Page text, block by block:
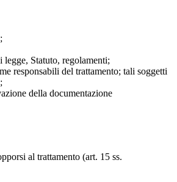
Statuto, regolamenti;
responsabili del trattamento; tali soggetti
della documentazione
al trattamento (art. 15 ss.